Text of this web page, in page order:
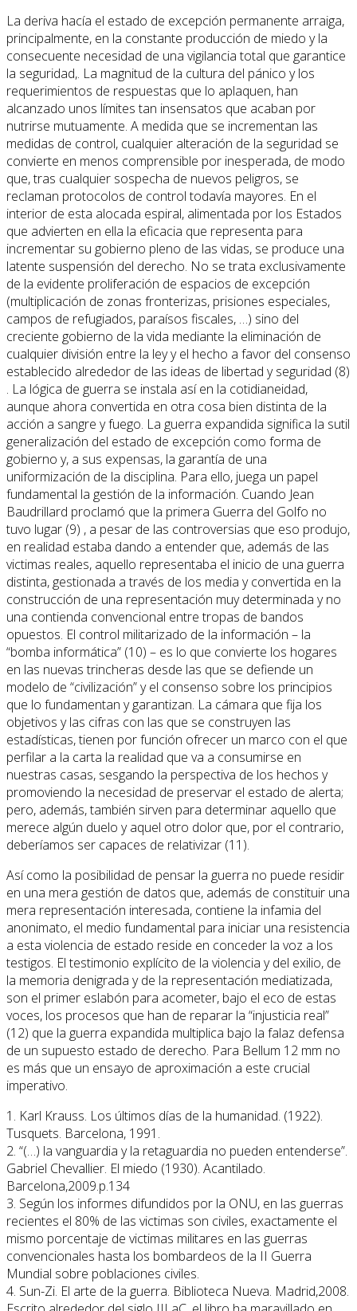
La deriva hacía el estado de excepción permanente arraiga,
principalmente, en la constante producción de miedo y la
consecuente necesidad de una vigilancia total que garantice
la seguridad,. La magnitud de la cultura del pánico y los
requerimientos de respuestas que lo aplaquen, han
alcanzado unos límites tan insensatos que acaban por
nutrirse mutuamente. A medida que se incrementan las
medidas de control, cualquier alteración de la seguridad se
convierte en menos comprensible por inesperada, de modo
que, tras cualquier sospecha de nuevos peligros, se
reclaman protocolos de control todavía mayores. En el
interior de esta alocada espiral, alimentada por los Estados
que advierten en ella la eficacia que representa para
incrementar su gobierno pleno de las vidas, se produce una
latente suspensión del derecho. No se trata exclusivamente
de la evidente proliferación de espacios de excepción
(multiplicación de zonas fronterizas, prisiones especiales,
campos de refugiados, paraísos fiscales, …) sino del
creciente gobierno de la vida mediante la eliminación de
cualquier división entre la ley y el hecho a favor del consenso
establecido alrededor de las ideas de libertad y seguridad (8)
. La lógica de guerra se instala así en la cotidianeidad,
aunque ahora convertida en otra cosa bien distinta de la
acción a sangre y fuego. La guerra expandida significa la sutil
generalización del estado de excepción como forma de
gobierno y, a sus expensas, la garantía de una
uniformización de la disciplina. Para ello, juega un papel
fundamental la gestión de la información. Cuando Jean
Baudrillard proclamó que la primera Guerra del Golfo no
tuvo lugar (9) , a pesar de las controversias que eso produjo,
en realidad estaba dando a entender que, además de las
victimas reales, aquello representaba el inicio de una guerra
distinta, gestionada a través de los media y convertida en la
construcción de una representación muy determinada y no
una contienda convencional entre tropas de bandos
opuestos. El control militarizado de la información – la
“bomba informática” (10) – es lo que convierte los hogares
en las nuevas trincheras desde las que se defiende un
modelo de “civilización” y el consenso sobre los principios
que lo fundamentan y garantizan. La cámara que fija los
objetivos y las cifras con las que se construyen las
estadísticas, tienen por función ofrecer un marco con el que
perfilar a la carta la realidad que va a consumirse en
nuestras casas, sesgando la perspectiva de los hechos y
promoviendo la necesidad de preservar el estado de alerta;
pero, además, también sirven para determinar aquello que
merece algún duelo y aquel otro dolor que, por el contrario,
deberíamos ser capaces de relativizar (11).
Así como la posibilidad de pensar la guerra no puede residir
en una mera gestión de datos que, además de constituir una
mera representación interesada, contiene la infamia del
anonimato, el medio fundamental para iniciar una resistencia
a esta violencia de estado reside en conceder la voz a los
testigos. El testimonio explícito de la violencia y del exilio, de
la memoria denigrada y de la representación mediatizada,
son el primer eslabón para acometer, bajo el eco de estas
voces, los procesos que han de reparar la “injusticia real”
(12) que la guerra expandida multiplica bajo la falaz defensa
de un supuesto estado de derecho. Para Bellum 12 mm no
es más que un ensayo de aproximación a este crucial
imperativo.
1. Karl Krauss. Los últimos días de la humanidad. (1922).
Tusquets. Barcelona, 1991.
2. “(…) la vanguardia y la retaguardia no pueden entenderse”.
Gabriel Chevallier. El miedo (1930). Acantilado.
Barcelona,2009.p.134
3. Según los informes difundidos por la ONU, en las guerras
recientes el 80% de las victimas son civiles, exactamente el
mismo porcentaje de victimas militares en las guerras
convencionales hasta los bombardeos de la II Guerra
Mundial sobre poblaciones civiles.
4. Sun-Zi. El arte de la guerra. Biblioteca Nueva. Madrid,2008.